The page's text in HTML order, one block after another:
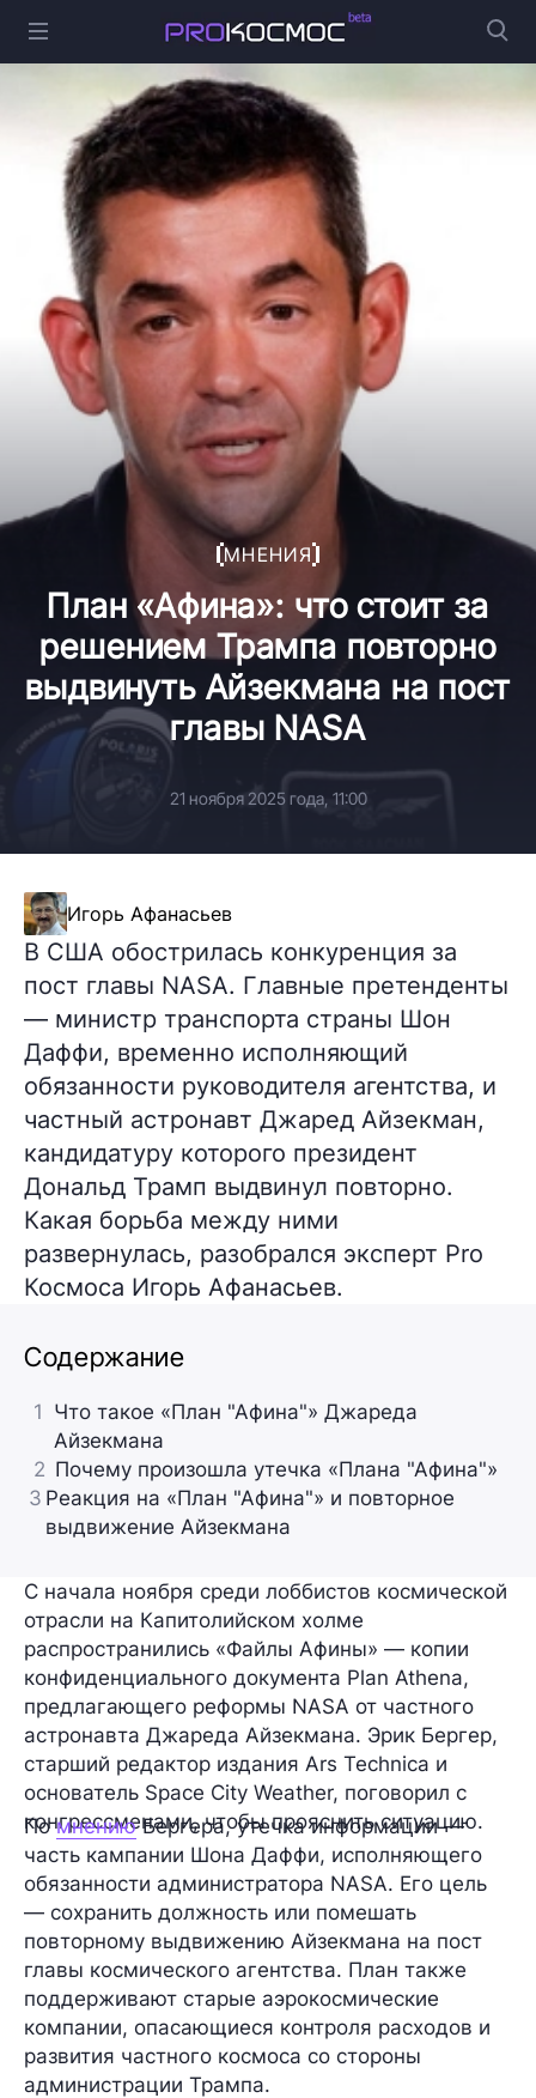
МНЕНИЯ
План «Афина»: что стоит за
решением Трампа повторно
выдвинуть Айзекмана на пост
главы NASA
21 ноября 2025 года, 11:00
Игорь Афанасьев
В США обострилась конкуренция за
пост главы NASA. Главные претенденты
— министр транспорта страны Шон
Даффи, временно исполняющий
обязанности руководителя агентства, и
частный астронавт Джаред Айзекман,
кандидатуру которого президент
Дональд Трамп выдвинул повторно.
Какая борьба между ними
развернулась, разобрался эксперт Pro
Космоса Игорь Афанасьев.
Содержание
1 Что такое «План "Афина"» Джареда
Айзекмана
2 Почему произошла утечка «Плана "Афина"»
3 Реакция на «План "Афина"» и повторное
выдвижение Айзекмана
С начала ноября среди лоббистов космической
отрасли на Капитолийском холме
распространились «Файлы Афины» — копии
конфиденциального документа Plan Athena,
предлагающего реформы NASA от частного
астронавта Джареда Айзекмана. Эрик Бергер,
старший редактор издания Ars Technica и
основатель Space City Weather, поговорил с
конгрессменами, чтобы прояснить ситуацию.
ПомнениюБергера, утечка информации —
часть кампании Шона Даффи, исполняющего
обязанности администратора NASA. Его цель
— сохранить должность или помешать
повторному выдвижению Айзекмана на пост
главы космического агентства. План также
поддерживают старые аэрокосмические
компании, опасающиеся контроля расходов и
развития частного космоса со стороны
администрации Трампа.